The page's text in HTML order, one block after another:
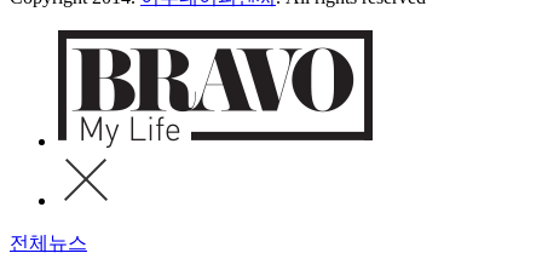
전체뉴스